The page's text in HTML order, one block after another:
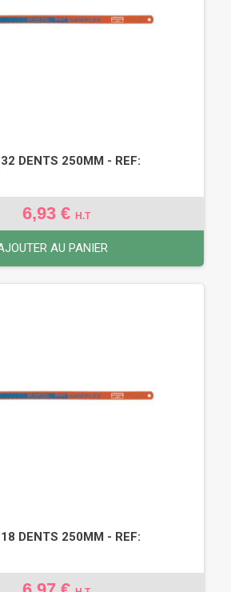
DENTS 250MM - REF:
6,93 € H.T
AU PANIER
DENTS 250MM - REF: